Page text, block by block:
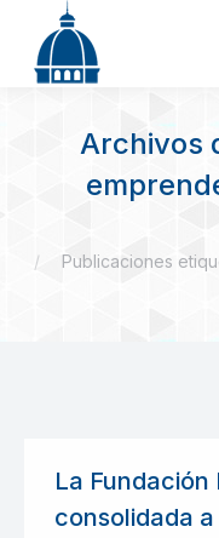
Archivos
Publicaciones
La Fundación
consolidada